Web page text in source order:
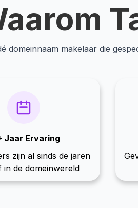
domeinnaam makelaar die
Jaar Ervaring
zijn al sinds de jaren
in de domeinwereld